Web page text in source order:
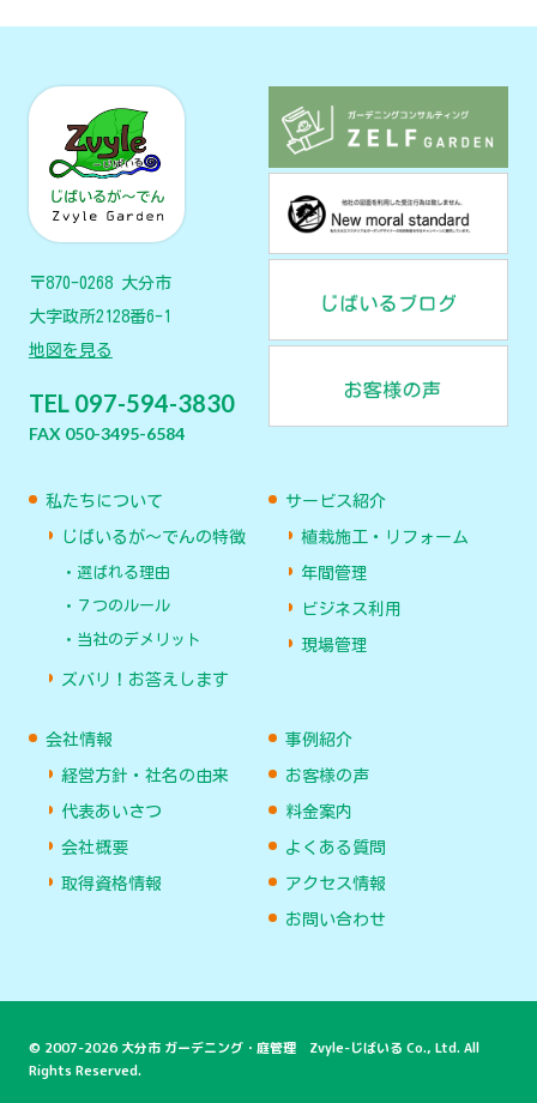
〒870-0268 大分市
大字政所2128番6-1
地図を見る
TEL 097-594-3830
FAX 050-3495-6584
私たちについて
じばいるが〜でんの特徴
選ばれる理由
７つのルール
当社のデメリット
ズバリ！お答えします
サービス紹介
植栽施工・リフォーム
年間管理
ビジネス利用
現場管理
会社情報
経営方針・社名の由来
代表あいさつ
会社概要
取得資格情報
事例紹介
お客様の声
料金案内
よくある質問
アクセス情報
お問い合わせ
© 2007-2026 大分市 ガーデニング・庭管理 Zvyle-じばいる Co., Ltd. All
Rights Reserved.